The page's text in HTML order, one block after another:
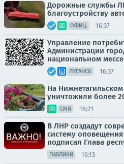
Дорожные службы
благоустройству
ОФИЦ. 16:37
Управление
Администрации
национальном
ЛУГАНСК 16:37
На
уничтожили более
СМИ 16:21
В ЛНР создадут
систему
подписал Глава
ПАБЛИКИ 16:13